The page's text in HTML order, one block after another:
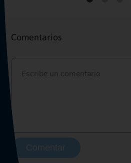
Comentarios